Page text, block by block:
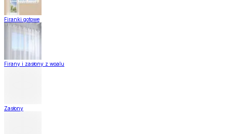
Firanki gotowe
Firany i zasłony z woalu
Zasłony